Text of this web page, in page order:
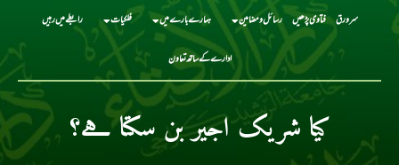
سرورق فتاوی پڑھیں رسائل و مضامین ہمارے بارے میں فلکیات رابطے میں رہیں
ادارے کے ساتھ تعاون
کیا شریک اجیر بن سکتا ہے؟